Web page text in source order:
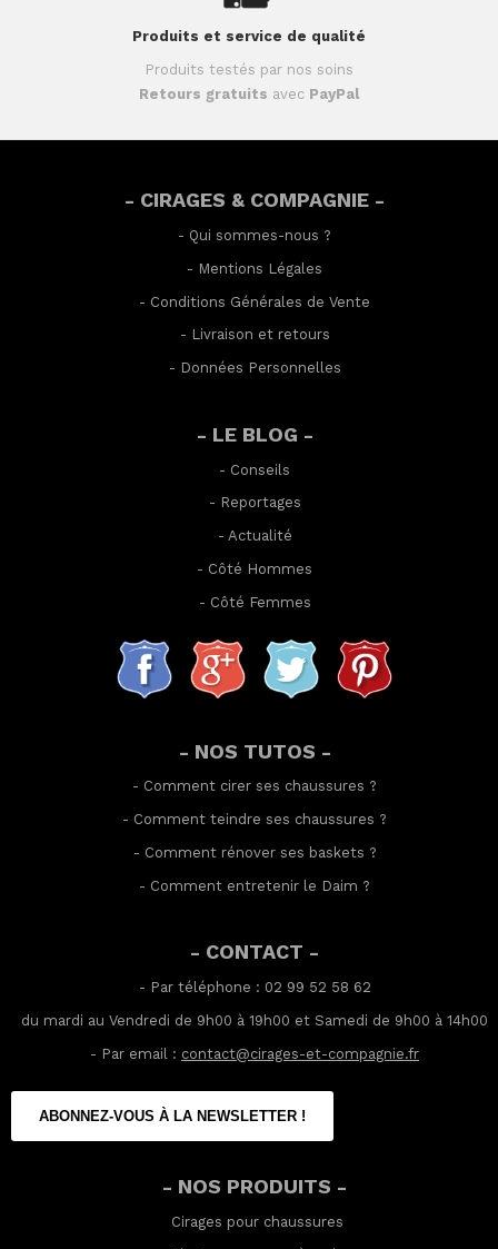
Produits et service de qualité
Produits testés par nos soins
Retours gratuits avec PayPal
- CIRAGES & COMPAGNIE -
- Qui sommes-nous ?
- Mentions Légales
- Conditions Générales de Vente
- Livraison et retours
- Données Personnelles
- LE BLOG -
- Conseils
- Reportages
- Actualité
- Côté Hommes
- Côté Femmes
- NOS TUTOS -
- Comment cirer ses chaussures ?
- Comment teindre ses chaussures ?
- Comment rénover ses baskets ?
- Comment entretenir le Daim ?
- CONTACT -
- Par téléphone : 02 99 52 58 62
du mardi au Vendredi de 9h00 à 19h00 et Samedi de 9h00 à 14h00
- Par email : contact@cirages-et-compagnie.fr
ABONNEZ-VOUS À LA NEWSLETTER !
- NOS PRODUITS -
Cirages pour chaussures